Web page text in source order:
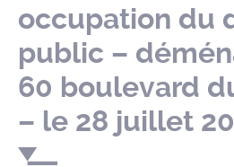
occupation du
public –
60 boulevard
– le 28 juillet